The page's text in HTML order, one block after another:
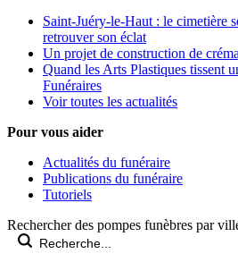
Saint-Juéry-le-Haut : le cimetière
retrouver son éclat
Un projet de construction de
Quand les Arts Plastiques tissent
Funéraires
Voir toutes les actualités
Pour vous aider
Actualités du funéraire
Publications du funéraire
Tutoriels
Rechercher des pompes funèbres par